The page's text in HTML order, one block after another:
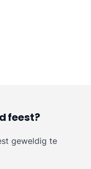
feest?
geweldig te